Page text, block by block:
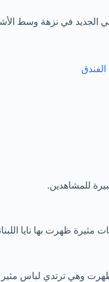
الجديد في نزهة
للمشاهدين.
ظهرت بها نايا
وهي ترتدي لباس مثير